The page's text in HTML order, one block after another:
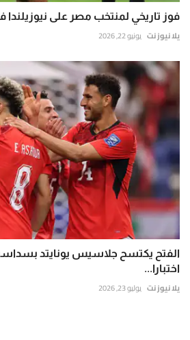
فوز تاريخي لمنتخب مصر على نيوزيلندا في
يلا نيوز نت يونيو 22, 2026
الفتح يكتسح جلاسيس يونايتد
اختبارا...
يلا نيوز نت يوليو 23, 2026